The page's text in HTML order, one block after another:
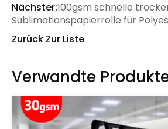
Nächster:100gsm schnelle
Sublimationspapierrolle für
Zurück Zur Liste
Verwandte